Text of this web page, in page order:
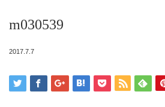
m030539
2017.7.7